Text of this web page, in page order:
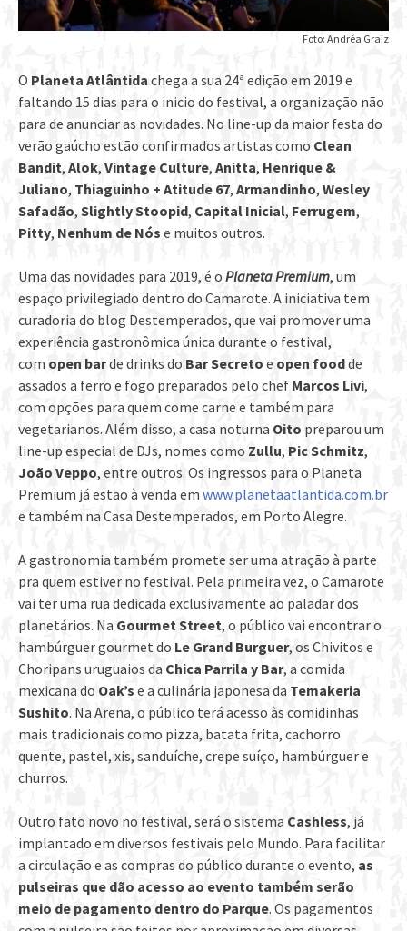
Foto: Andréa Graiz
O Planeta Atlântida chega a sua 24ª edição em 2019 e
faltando 15 dias para o inicio do festival, a organização não
para de anunciar as novidades. No line-up da maior festa do
verão gaúcho estão confirmados artistas como Clean
Bandit, Alok, Vintage Culture, Anitta, Henrique &
Juliano, Thiaguinho + Atitude 67, Armandinho, Wesley
Safadão, Slightly Stoopid, Capital Inicial, Ferrugem,
Pitty, Nenhum de Nós e muitos outros.
Uma das novidades para 2019, é o Planeta Premium, um
espaço privilegiado dentro do Camarote. A iniciativa tem
curadoria do blog Destemperados, que vai promover uma
experiência gastronômica única durante o festival,
com open barde drinks do Bar Secreto e open foodde
assados a ferro e fogo preparados pelo chef Marcos Livi,
com opções para quem come carne e também para
vegetarianos. Além disso, a casa noturna Oito preparou um
line-up especial de DJs, nomes como Zullu, Pic Schmitz,
João Veppo, entre outros. Os ingressos para o Planeta
Premium já estão à venda em www.planetaatlantida.com.br
e também na Casa Destemperados, em Porto Alegre.
A gastronomia também promete ser uma atração à parte
pra quem estiver no festival. Pela primeira vez, o Camarote
vai ter uma rua dedicada exclusivamente ao paladar dos
planetários. Na Gourmet Street, o público vai encontrar o
hambúrguer gourmet do Le Grand Burguer, os Chivitos e
Choripans uruguaios da Chica Parrila y Bar, a comida
mexicana do Oak’s e a culinária japonesa da Temakeria
Sushito. Na Arena, o público terá acesso às comidinhas
mais tradicionais como pizza, batata frita, cachorro
quente, pastel, xis, sanduíche, crepe suíço, hambúrguer e
churros.
Outro fato novo no festival, será o sistema Cashless, já
implantado em diversos festivais pelo Mundo. Para facilitar
a circulação e as compras do público durante o evento, as
pulseiras que dão acesso ao evento também serão
meio de pagamento dentro do Parque. Os pagamentos